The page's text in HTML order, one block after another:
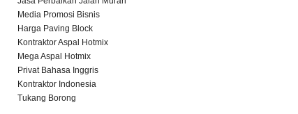
Media Promosi Bisnis
Harga Paving Block
Kontraktor Aspal Hotmix
Mega Aspal Hotmix
Privat Bahasa Inggris
Kontraktor Indonesia
Tukang Borong